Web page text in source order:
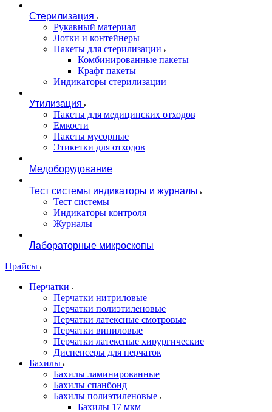
Стерилизация
Рукавный материал
Лотки и контейнеры
Пакеты для стерилизации
Комбинированные пакеты
Крафт пакеты
Индикаторы стерилизации
Утилизация
Пакеты для медицинских отходов
Емкости
Пакеты мусорные
Этикетки для отходов
Медоборудование
Тест системы индикаторы и журналы
Тест системы
Индикаторы контроля
Журналы
Лабораторные микроскопы
Прайсы
Перчатки
Перчатки нитриловые
Перчатки полиэтиленовые
Перчатки латексные смотровые
Перчатки виниловые
Перчатки латексные хирургические
Диспенсеры для перчаток
Бахилы
Бахилы ламинированные
Бахилы спанбонд
Бахилы полиэтиленовые
Бахилы 17 мкм